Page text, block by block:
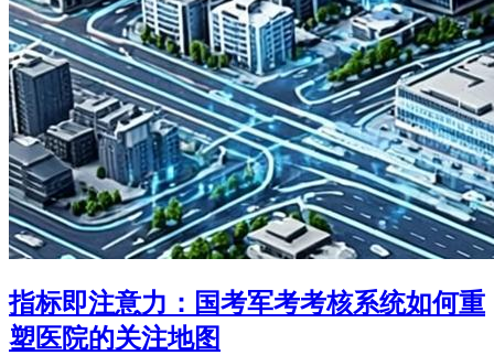
指标即注意力：国考军考考核系统如何重
塑医院的关注地图